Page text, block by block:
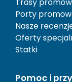
Trasy
Porty
Nasze
Oferty
Statki
Pomoc i